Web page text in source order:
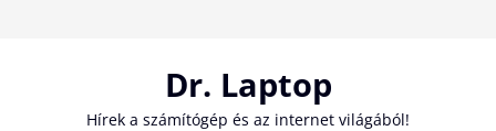
Dr. Laptop
Hírek a számítógép és az internet világából!